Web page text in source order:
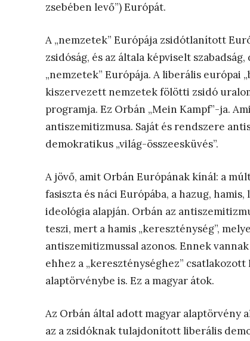
zsebében levő”) Európát.
A „nemzetek” Európája zsidótlanított
zsidóság, és az általa képviselt
„nemzetek” Európája. A liberális európai
kiszervezett nemzetek fölötti zsidó
programja. Ez Orbán „Mein Kampf”-ja.
antiszemitizmusa. Saját és rendszere
demokratikus „világ-összeesküvés”.
A jövő, amit Orbán Európának kínál: a
fasiszta és náci Európába, a hazug,
ideológia alapján. Orbán az
teszi, mert a hamis „kereszténység”,
antiszemitizmussal azonos. Ennek
ehhez a „kereszténységhez”
alaptörvénybe is. Ez a magyar átok.
Az Orbán által adott magyar alaptörvény
az a zsidóknak tulajdonított liberális